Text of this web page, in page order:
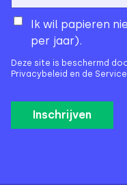
Ik wil papieren
per jaar).
Deze site is beschermd
Privacybeleid en de